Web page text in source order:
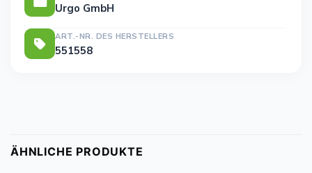
Urgo GmbH
ART.-NR. DES HERSTELLERS
551558
ÄHNLICHE PRODUKTE